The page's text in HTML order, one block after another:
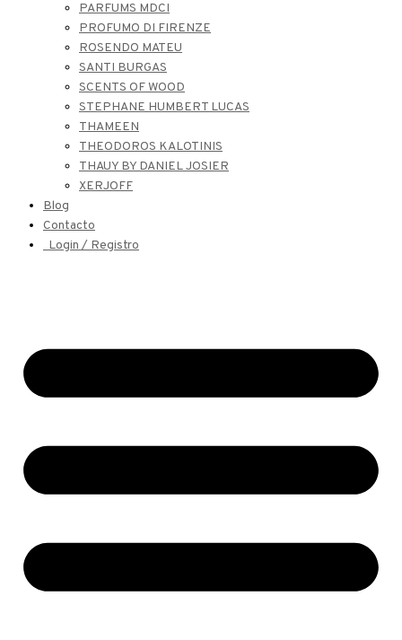
PARFUMS MDCI
PROFUMO DI FIRENZE
ROSENDO MATEU
SANTI BURGAS
SCENTS OF WOOD
STEPHANE HUMBERT LUCAS
THAMEEN
THEODOROS KALOTINIS
THAUY BY DANIEL JOSIER
XERJOFF
Blog
Contacto
Login / Registro